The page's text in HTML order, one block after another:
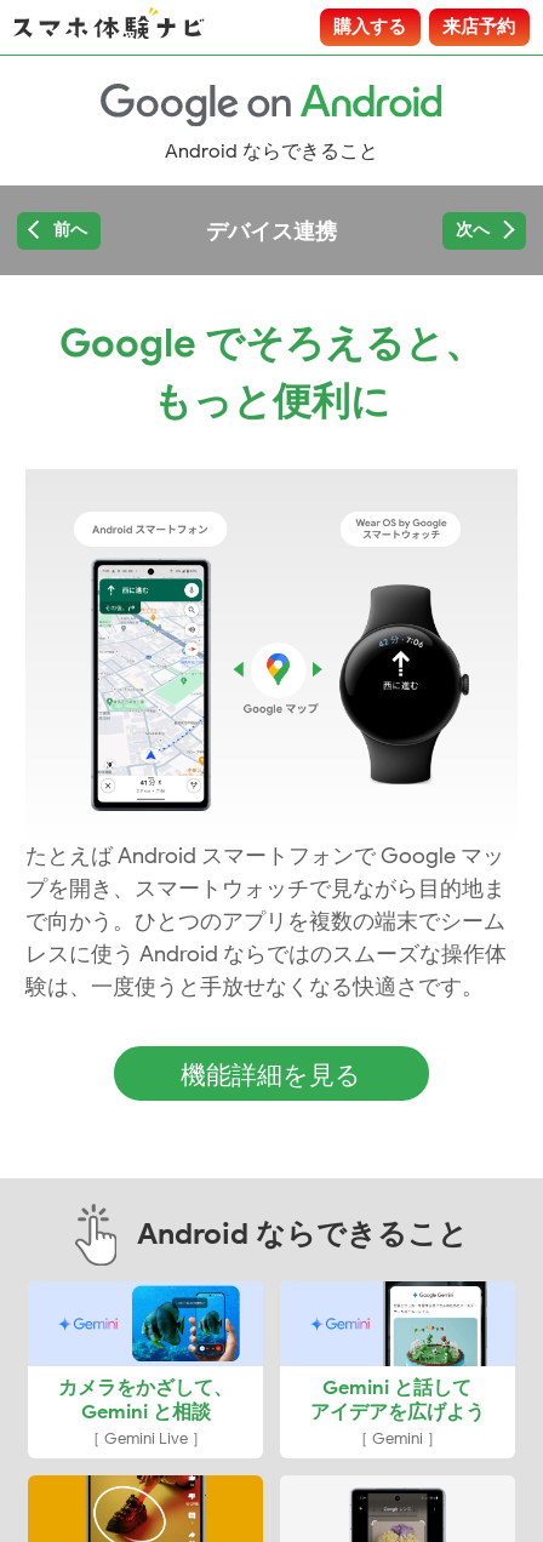
購入する 来店予約
Android ならできること
デバイス連携
前へ 次へ
Google でそろえると、
もっと便利に
たとえば Android スマートフォンで Google マッ
プを開き、 スマートウォッチで見ながら目的地ま
で向かう。 ひとつのアプリを複数の端末でシーム
レスに使う Android ならではのスムーズな操作体
験は、 一度使うと手放せなくなる快適さです。
機能詳細を見る
Android ならできること
カメラをかざして、
Gemini と相談
［ Gemini Live ］
Gemini と話して
アイデアを広げよう
［ Gemini ］